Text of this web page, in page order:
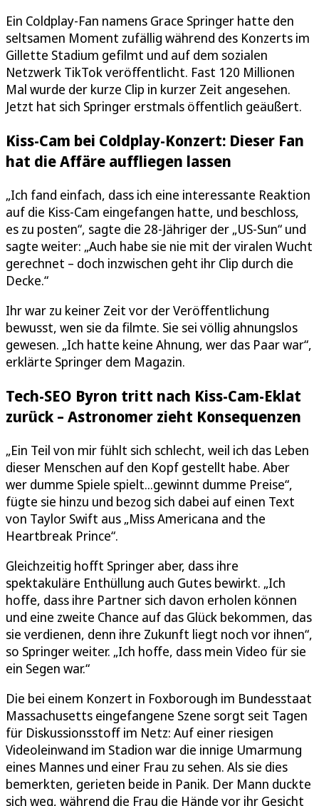
Ein Coldplay-Fan namens Grace Springer hatte den
seltsamen Moment zufällig während des Konzerts im
Gillette Stadium gefilmt und auf dem sozialen
Netzwerk TikTok veröffentlicht. Fast 120 Millionen
Mal wurde der kurze Clip in kurzer Zeit angesehen.
Jetzt hat sich Springer erstmals öffentlich geäußert.
Kiss-Cam bei Coldplay-Konzert: Dieser Fan
hat die Affäre auffliegen lassen
„Ich fand einfach, dass ich eine interessante Reaktion
auf die Kiss-Cam eingefangen hatte, und beschloss,
es zu posten“, sagte die 28-Jähriger der „US-Sun“ und
sagte weiter: „Auch habe sie nie mit der viralen Wucht
gerechnet – doch inzwischen geht ihr Clip durch die
Decke.“
Ihr war zu keiner Zeit vor der Veröffentlichung
bewusst, wen sie da filmte. Sie sei völlig ahnungslos
gewesen. „Ich hatte keine Ahnung, wer das Paar war“,
erklärte Springer dem Magazin.
Tech-SEO Byron tritt nach Kiss-Cam-Eklat
zurück – Astronomer zieht Konsequenzen
„Ein Teil von mir fühlt sich schlecht, weil ich das Leben
dieser Menschen auf den Kopf gestellt habe. Aber
wer dumme Spiele spielt...gewinnt dumme Preise“,
fügte sie hinzu und bezog sich dabei auf einen Text
von Taylor Swift aus „Miss Americana and the
Heartbreak Prince“.
Gleichzeitig hofft Springer aber, dass ihre
spektakuläre Enthüllung auch Gutes bewirkt. „Ich
hoffe, dass ihre Partner sich davon erholen können
und eine zweite Chance auf das Glück bekommen, das
sie verdienen, denn ihre Zukunft liegt noch vor ihnen“,
so Springer weiter. „Ich hoffe, dass mein Video für sie
ein Segen war.“
Die bei einem Konzert in Foxborough im Bundesstaat
Massachusetts eingefangene Szene sorgt seit Tagen
für Diskussionsstoff im Netz: Auf einer riesigen
Videoleinwand im Stadion war die innige Umarmung
eines Mannes und einer Frau zu sehen. Als sie dies
bemerkten, gerieten beide in Panik. Der Mann duckte
sich weg, während die Frau die Hände vor ihr Gesicht